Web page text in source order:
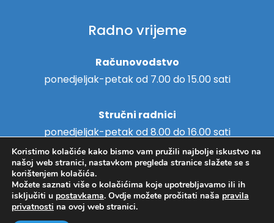
Radno vrijeme
Računovodstvo
ponedjeljak-petak od 7.00 do 15.00 sati
Stručni radnici
ponedjeljak-petak od 8.00 do 16.00 sati
Copyright © 2018. - Centar za
pružanje usluga u zajednici
Izrada web stranica
/
Hosting
Koristimo kolačiće kako bismo vam pružili najbolje iskustvo na
našoj web stranici, nastavkom pregleda stranice slažete se s
korištenjem kolačića.
Možete saznati više o kolačićima koje upotrebljavamo ili ih
isključiti u postavkama. Ovdje možete pročitati naša pravila
privatnosti na ovoj web stranici.